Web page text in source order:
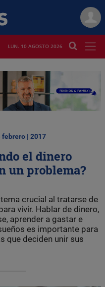
LUN. 10 AGOSTO 2026
febrero | 2017
el dinero
un problema?
crucial al tratarse de
vivir. Hablar de dinero,
aprender a gastar e
es importante para
que deciden unir sus